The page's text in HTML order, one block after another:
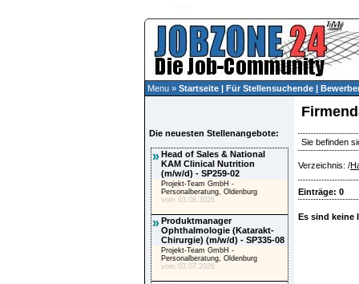
Menu » Startseite | Für Stellensuchende |
Die neuesten Stellenangebote:
»Head of Sales & National
KAM Clinical Nutrition
(m/w/d) - SP259-02
Projekt-Team GmbH -
Personalberatung, Oldenburg
vom 03.08.2026
»Produktmanager
Ophthalmologie (Katarakt-
Chirurgie) (m/w/d) - SP335-08
Projekt-Team GmbH -
Personalberatung, Oldenburg
vom 03.07.2026
Sie befinden
Verzeichnis: /
Einträge: 0
Es sind keine